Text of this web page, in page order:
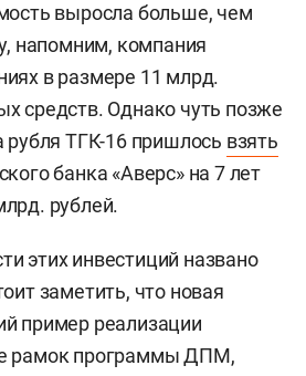
выросла больше, чем
напомним, компания
в размере 11 млрд.
средств. Однако чуть позже
рубля ТГК-16 пришлось взять
банка «Аверс» на 7 лет
рублей.
этих инвестиций названо
заметить, что новая
пример реализации
рамок программы ДПМ,